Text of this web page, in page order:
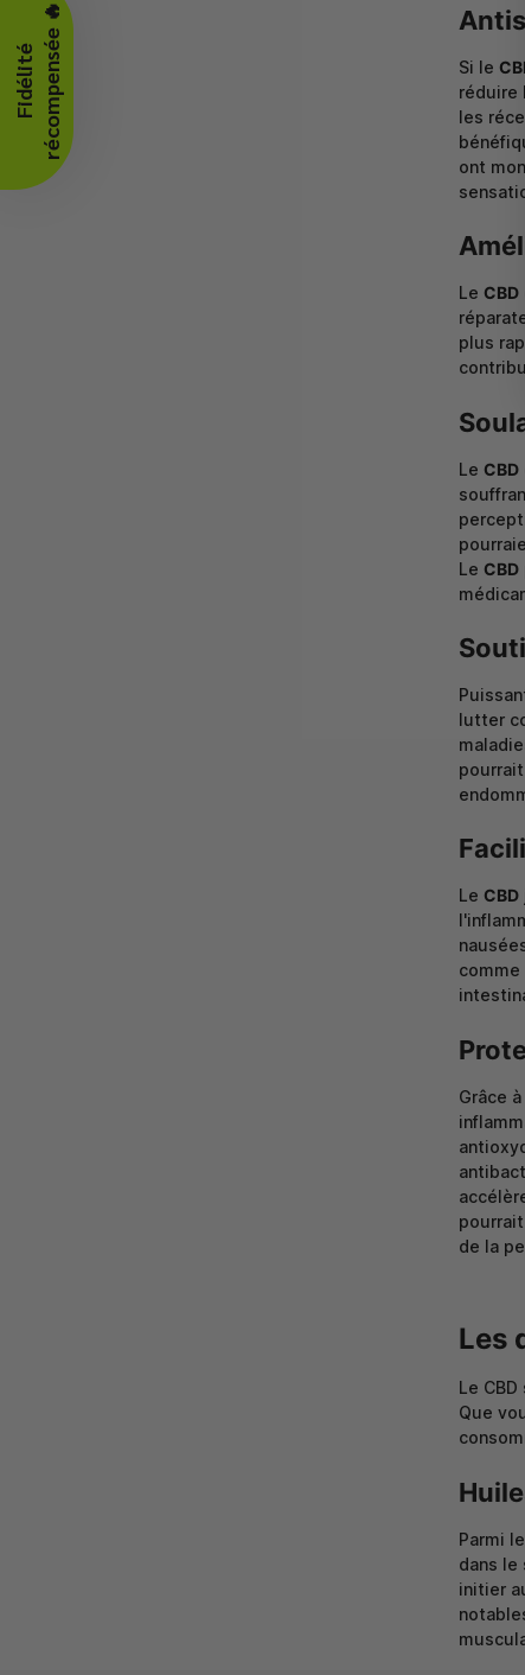
Si le
réduire
les
ont
Le CBD
plus
Le CBD
Le CBD
lutter
Le CBD
Grâce
de la
Les
Le
Que
Parmi
dans le
initier
F
i
d
é
l
i
t
é
r
é
c
o
m
p
e
n
s
é
e🔥